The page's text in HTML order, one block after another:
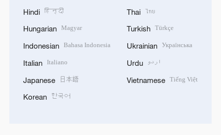
Hindi हिन्दी
Hungarian Magyar
Indonesian Bahasa Indonesia
Italian Italiano
Japanese 日本語
Korean 한국어
Thai ไทย
Turkish Türkçe
Ukrainian Українська
Urdu اردو
Vietnamese Tiếng Việt